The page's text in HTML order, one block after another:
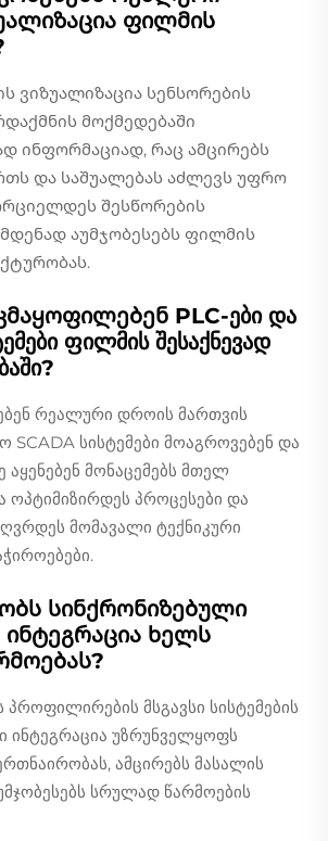
ფილმის
ვიზუალიზაცია სენსორების
მოქმედებაში
ინფორმაციად, რაც ამცირებს
და საშუალებას აძლევს უფრო
შესწორების
აუმჯობესებს ფილმის
PLC-ები და
ფილმის შესაქნევად
რეალური დროის მართვის
SCADA სისტემები მოაგროვებენ და
აყენებენ მონაცემებს მთელ
ოპტიმიზირდეს პროცესები და
მომავალი ტექნიკური
სინქრონიზებული
ინტეგრაცია ხელს
პროფილირების მსგავსი სისტემების
ინტეგრაცია უზრუნველყოფს
ამცირებს მასალის
სრულად წარმოების